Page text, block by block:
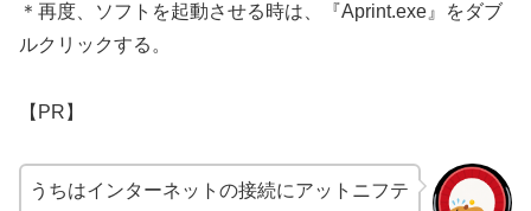
＊再度、ソフトを起動させる時は、『Aprint.exe』をダブ
ルクリックする。
【PR】
うちはインターネットの接続にアットニフテ